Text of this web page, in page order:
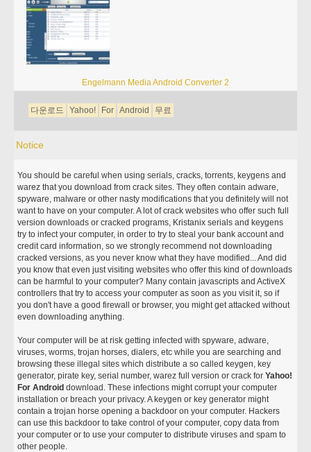
Engelmann Media Android Converter 2
다운로드 Yahoo! For Android 무료
Notice
You should be careful when using serials, cracks, torrents, keygens and
warez that you download from crack sites. They often contain adware,
spyware, malware or other nasty modifications that you definitely will not
want to have on your computer. A lot of crack websites who offer such full
version downloads or cracked programs, Kristanix serials and keygens
try to infect your computer, in order to try to steal your bank account and
credit card information, so we strongly recommend not downloading
cracked versions, as you never know what they have modified... And did
you know that even just visiting websites who offer this kind of downloads
can be harmful to your computer? Many contain javascripts and ActiveX
controllers that try to access your computer as soon as you visit it, so if
you don't have a good firewall or browser, you might get attacked without
even downloading anything.
Your computer will be at risk getting infected with spyware, adware,
viruses, worms, trojan horses, dialers, etc while you are searching and
browsing these illegal sites which distribute a so called keygen, key
generator, pirate key, serial number, warez full version or crack forYahoo!
For Android download. These infections might corrupt your computer
installation or breach your privacy. A keygen or key generator might
contain a trojan horse opening a backdoor on your computer. Hackers
can use this backdoor to take control of your computer, copy data from
your computer or to use your computer to distribute viruses and spam to
other people.